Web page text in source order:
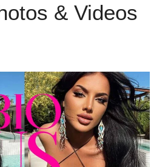
& Videos